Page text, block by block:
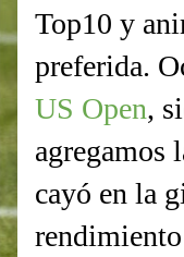
Top10 y
preferida.
US Open,
agregamos
cayó en la